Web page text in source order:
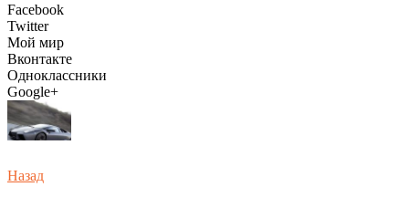
Facebook
Twitter
Мой мир
Вконтакте
Одноклассники
Google+
Назад